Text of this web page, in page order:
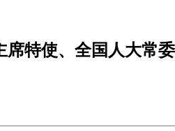
席特使、全国人大常